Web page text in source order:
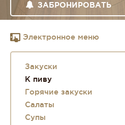
ЗАБРОНИРОВАТЬ
Электронное меню
Закуски
К пиву
Горячие закуски
Салаты
Супы